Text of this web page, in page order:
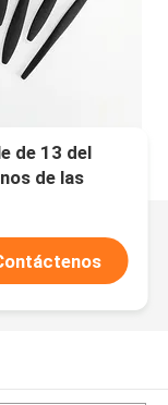
de 13 del
de las